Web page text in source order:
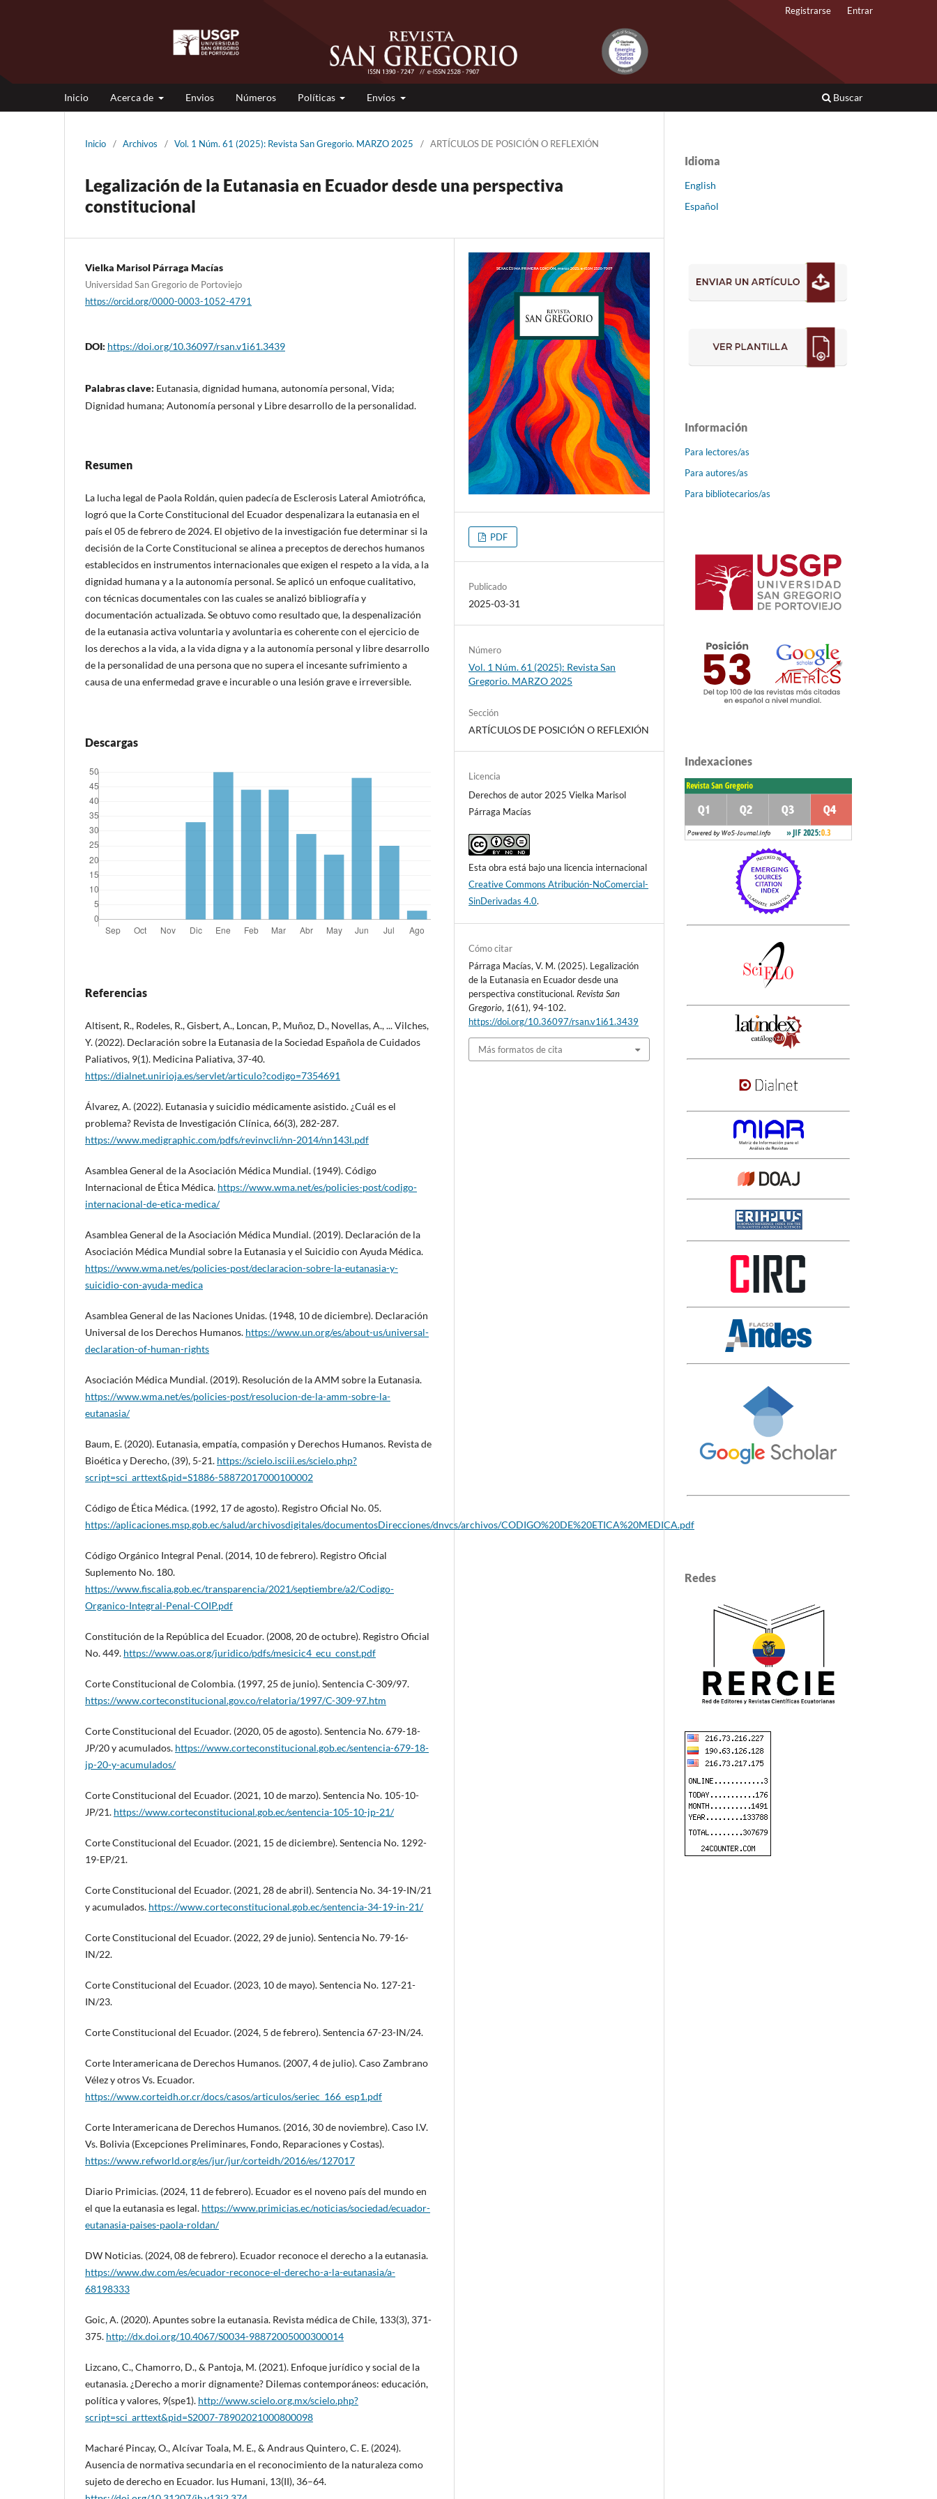
Inicio Acerca de Envios Números Políticas Envios Buscar
Registrarse Entrar
Inicio / Archivos / Vol. 1 Núm. 61 (2025): Revista San Gregorio. MARZO 2025 / ARTÍCULOS DE POSICIÓN O REFLEXIÓN
Legalización de la Eutanasia en Ecuador desde una perspectiva
constitucional
Vielka Marisol Párraga Macías
Universidad San Gregorio de Portoviejo
https://orcid.org/0000-0003-1052-4791
DOI: https://doi.org/10.36097/rsan.v1i61.3439
Palabras clave: Eutanasia, dignidad humana, autonomía personal, Vida;
Dignidad humana; Autonomía personal y Libre desarrollo de la personalidad.
Resumen
La lucha legal de Paola Roldán, quien padecía de Esclerosis Lateral Amiotrófica,
logró que la Corte Constitucional del Ecuador despenalizara la eutanasia en el
país el 05 de febrero de 2024. El objetivo de la investigación fue determinar si la
decisión de la Corte Constitucional se alinea a preceptos de derechos humanos
establecidos en instrumentos internacionales que exigen el respeto a la vida, a la
dignidad humana y a la autonomía personal. Se aplicó un enfoque cualitativo,
con técnicas documentales con las cuales se analizó bibliografía y
documentación actualizada. Se obtuvo como resultado que, la despenalización
de la eutanasia activa voluntaria y avoluntaria es coherente con el ejercicio de
los derechos a la vida, a la vida digna y a la autonomía personal y libre desarrollo
de la personalidad de una persona que no supera el incesante sufrimiento a
causa de una enfermedad grave e incurable o una lesión grave e irreversible.
Descargas
Referencias
Altisent, R., Rodeles, R., Gisbert, A., Loncan, P., Muñoz, D., Novellas, A., ... Vilches,
Y. (2022). Declaración sobre la Eutanasia de la Sociedad Española de Cuidados
Paliativos, 9(1). Medicina Paliativa, 37-40.
https://dialnet.unirioja.es/servlet/articulo?codigo=7354691
Álvarez, A. (2022). Eutanasia y suicidio médicamente asistido. ¿Cuál es el
problema? Revista de Investigación Clínica, 66(3), 282-287.
https://www.medigraphic.com/pdfs/revinvcli/nn-2014/nn143l.pdf
Asamblea General de la Asociación Médica Mundial. (1949). Código
Internacional de Ética Médica. https://www.wma.net/es/policies-post/codigo-
internacional-de-etica-medica/
Asamblea General de la Asociación Médica Mundial. (2019). Declaración de la
Asociación Médica Mundial sobre la Eutanasia y el Suicidio con Ayuda Médica.
https://www.wma.net/es/policies-post/declaracion-sobre-la-eutanasia-y-
suicidio-con-ayuda-medica
Asamblea General de las Naciones Unidas. (1948, 10 de diciembre). Declaración
Universal de los Derechos Humanos. https://www.un.org/es/about-us/universal-
declaration-of-human-rights
Asociación Médica Mundial. (2019). Resolución de la AMM sobre la Eutanasia.
https://www.wma.net/es/policies-post/resolucion-de-la-amm-sobre-la-
eutanasia/
Baum, E. (2020). Eutanasia, empatía, compasión y Derechos Humanos. Revista de
Bioética y Derecho, (39), 5-21. https://scielo.isciii.es/scielo.php?
script=sci_arttext&pid=S1886-58872017000100002
Código de Ética Médica. (1992, 17 de agosto). Registro Oficial No. 05.
https://aplicaciones.msp.gob.ec/salud/archivosdigitales/documentosDirecciones/dnvcs/archivos/CODIGO%20DE%20ETICA%20MEDICA.pdf
Código Orgánico Integral Penal. (2014, 10 de febrero). Registro Oficial
Suplemento No. 180.
https://www.fiscalia.gob.ec/transparencia/2021/septiembre/a2/Codigo-
Organico-Integral-Penal-COIP.pdf
Constitución de la República del Ecuador. (2008, 20 de octubre). Registro Oficial
No. 449. https://www.oas.org/juridico/pdfs/mesicic4_ecu_const.pdf
Corte Constitucional de Colombia. (1997, 25 de junio). Sentencia C-309/97.
https://www.corteconstitucional.gov.co/relatoria/1997/C-309-97.htm
Corte Constitucional del Ecuador. (2020, 05 de agosto). Sentencia No. 679-18-
JP/20 y acumulados. https://www.corteconstitucional.gob.ec/sentencia-679-18-
jp-20-y-acumulados/
Corte Constitucional del Ecuador. (2021, 10 de marzo). Sentencia No. 105-10-
JP/21. https://www.corteconstitucional.gob.ec/sentencia-105-10-jp-21/
Corte Constitucional del Ecuador. (2021, 15 de diciembre). Sentencia No. 1292-
19-EP/21.
Corte Constitucional del Ecuador. (2021, 28 de abril). Sentencia No. 34-19-IN/21
y acumulados. https://www.corteconstitucional.gob.ec/sentencia-34-19-in-21/
Corte Constitucional del Ecuador. (2022, 29 de junio). Sentencia No. 79-16-
IN/22.
Corte Constitucional del Ecuador. (2023, 10 de mayo). Sentencia No. 127-21-
IN/23.
Corte Constitucional del Ecuador. (2024, 5 de febrero). Sentencia 67-23-IN/24.
Corte Interamericana de Derechos Humanos. (2007, 4 de julio). Caso Zambrano
Vélez y otros Vs. Ecuador.
https://www.corteidh.or.cr/docs/casos/articulos/seriec_166_esp1.pdf
Corte Interamericana de Derechos Humanos. (2016, 30 de noviembre). Caso I.V.
Vs. Bolivia (Excepciones Preliminares, Fondo, Reparaciones y Costas).
https://www.refworld.org/es/jur/jur/corteidh/2016/es/127017
Diario Primicias. (2024, 11 de febrero). Ecuador es el noveno país del mundo en
el que la eutanasia es legal. https://www.primicias.ec/noticias/sociedad/ecuador-
eutanasia-paises-paola-roldan/
DW Noticias. (2024, 08 de febrero). Ecuador reconoce el derecho a la eutanasia.
https://www.dw.com/es/ecuador-reconoce-el-derecho-a-la-eutanasia/a-
68198333
Goic, A. (2020). Apuntes sobre la eutanasia. Revista médica de Chile, 133(3), 371-
375. http://dx.doi.org/10.4067/S0034-98872005000300014
Lizcano, C., Chamorro, D., & Pantoja, M. (2021). Enfoque jurídico y social de la
eutanasia. ¿Derecho a morir dignamente? Dilemas contemporáneos: educación,
política y valores, 9(spe1). http://www.scielo.org.mx/scielo.php?
script=sci_arttext&pid=S2007-78902021000800098
Macharé Pincay, O., Alcívar Toala, M. E., & Andraus Quintero, C. E. (2024).
Ausencia de normativa secundaria en el reconocimiento de la naturaleza como
sujeto de derecho en Ecuador. Ius Humani, 13(II), 36–64.
PDF
Publicado
2025-03-31
Número
Vol. 1 Núm. 61 (2025): Revista San
Gregorio. MARZO 2025
Sección
ARTÍCULOS DE POSICIÓN O REFLEXIÓN
Licencia
Derechos de autor 2025 Vielka Marisol
Párraga Macías
Esta obra está bajo una licencia internacional
Creative Commons Atribución-NoComercial-
SinDerivadas 4.0.
Cómo citar
Párraga Macías, V. M. (2025). Legalización
de la Eutanasia en Ecuador desde una
perspectiva constitucional. Revista San
Gregorio, 1(61), 94-102.
https://doi.org/10.36097/rsan.v1i61.3439
Más formatos de cita
Idioma
English
Español
Información
Para lectores/as
Para autores/as
Para bibliotecarios/as
Indexaciones
Redes